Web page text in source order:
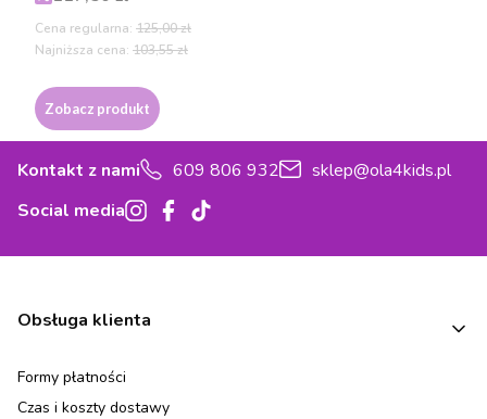
Cena regularna: 125,00 zł
Najniższa cena: 103,55 zł
Zobacz produkt
Kontakt z nami 609 806 932
sklep@ola4kids.pl
Social media
Linki w stopce
Obsługa klienta
Formy płatności
Czas i koszty dostawy